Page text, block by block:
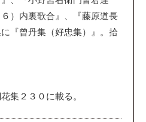
）内裏歌合』、『藤原道長
『曾丹集（好忠集）』。拾
集２３０に載る。